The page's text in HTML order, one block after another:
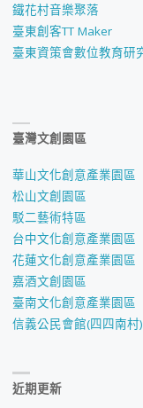
鐵花村音樂聚落
臺東創客TT Maker
臺東資策會數位教育研
臺灣文創園區
華山文化創意產業園區
松山文創園區
駁二藝術特區
台中文化創意產業園區
花蓮文化創意產業園區
嘉酒文創園區
臺南文化創意產業園區
信義公民會館(四四南村)
近期更新